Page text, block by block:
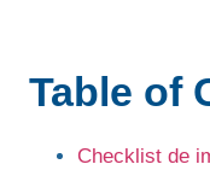
Table of
Checklist de